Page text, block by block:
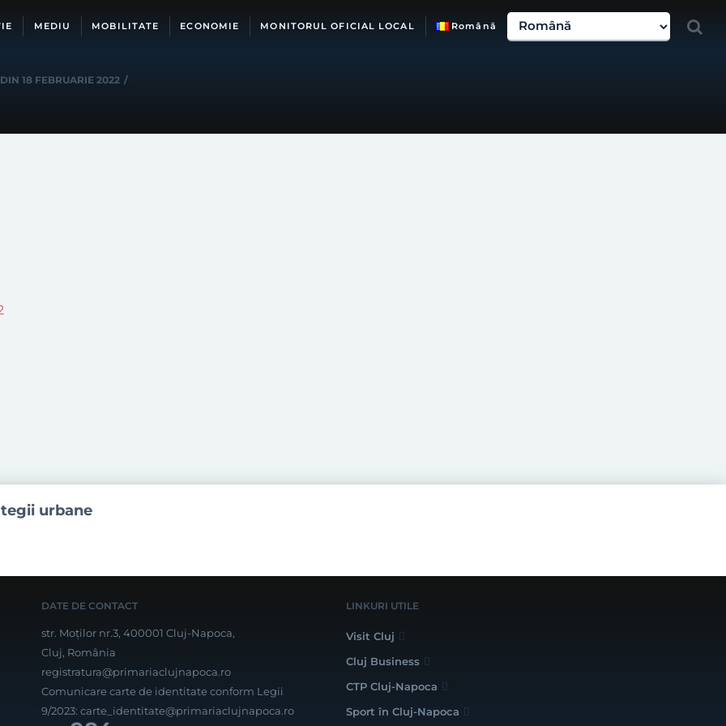
MEDIU MOBILITATE ECONOMIE MONITORUL OFICIAL LOCAL Română
18 FEBRUARIE 2022 /
urbane
DATE DE CONTACT
str. Moților nr.3, 400001 Cluj-Napoca,
Cluj, România
registratura@primariaclujnapoca.ro
Comunicare carte de identitate conform Legii
9/2023: carte_identitate@primariaclujnapoca.ro
LINKURI UTILE
Visit Cluj
Cluj Business
CTP Cluj-Napoca
Sport în Cluj-Napoca